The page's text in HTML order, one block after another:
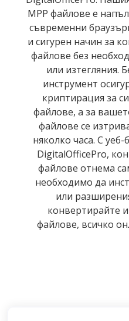
MPP файлове е
съвременни
и сигурен начин за
файлове без
или изтегляния.
инструмент
криптирация за
файлове, а за
файлове се
няколко часа. С
DigitalOfficePro,
файлове отнема
необходимо да
или
конвертирайте
файлове, всичко